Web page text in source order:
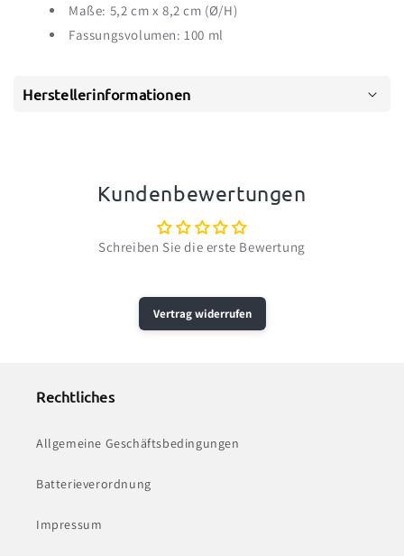
Maße: 5,2 cm x 8,2 cm (Ø/H)
Fassungsvolumen: 100 ml
Herstellerinformationen
Kundenbewertungen
Schreiben Sie die erste Bewertung
Vertrag widerrufen
Rechtliches
Allgemeine Geschäftsbedingungen
Batterieverordnung
Impressum